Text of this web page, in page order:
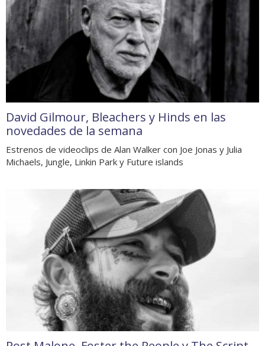
David Gilmour, Bleachers y Hinds en las
novedades de la semana
Estrenos de videoclips de Alan Walker con Joe Jonas y Julia
Michaels, Jungle, Linkin Park y Future islands